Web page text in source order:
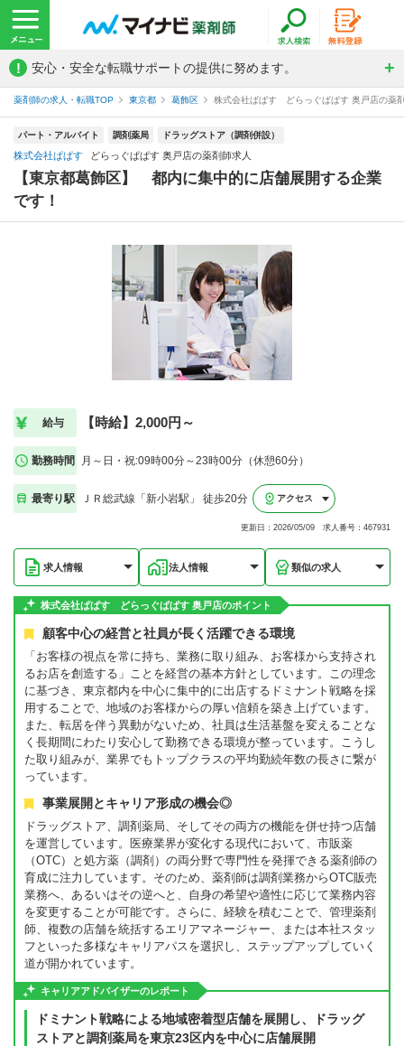
! 安心・安全な転職サポートの提供に努めます。
薬剤師の求人・転職TOP 東京都 葛飾区 株式会社ぱぱす どらっぐぱぱす 奥戸店の薬
パート・アルバイト 調剤薬局 ドラッグストア（調剤併設）
株式会社ぱぱす どらっぐぱぱす 奥戸店の薬剤師求人
【東京都葛飾区】 都内に集中的に店舗展開する企業
です！
給与 【時給】2,000円～
勤務時間 月～日・祝:09時00分～23時00分（休憩60分）
最寄り駅 ＪＲ総武線「新小岩駅」 徒歩20分 アクセス
更新日：2026/05/09 求人番号：467931
求人情報 法人情報 類似の求人
株式会社ぱぱす どらっぐぱぱす 奥戸店のポイント
顧客中心の経営と社員が長く活躍できる環境
「お客様の視点を常に持ち、業務に取り組み、お客様から支持され
るお店を創造する」ことを経営の基本方針としています。この理念
に基づき、東京都内を中心に集中的に出店するドミナント戦略を採
用することで、地域のお客様からの厚い信頼を築き上げています。
また、転居を伴う異動がないため、社員は生活基盤を変えることな
く長期間にわたり安心して勤務できる環境が整っています。こうし
た取り組みが、業界でもトップクラスの平均勤続年数の長さに繋が
っています。
事業展開とキャリア形成の機会◎
ドラッグストア、調剤薬局、そしてその両方の機能を併せ持つ店舗
を運営しています。医療業界が変化する現代において、市販薬
（OTC）と処方薬（調剤）の両分野で専門性を発揮できる薬剤師の
育成に注力しています。そのため、薬剤師は調剤業務からOTC販売
業務へ、あるいはその逆へと、自身の希望や適性に応じて業務内容
を変更することが可能です。さらに、経験を積むことで、管理薬剤
師、複数の店舗を統括するエリアマネージャー、または本社スタッ
フといった多様なキャリアパスを選択し、ステップアップしていく
道が開かれています。
キャリアアドバイザーのレポート
ドミナント戦略による地域密着型店舗を展開し、ドラッグ
ストアと調剤薬局を東京23区内を中心に店舗展開